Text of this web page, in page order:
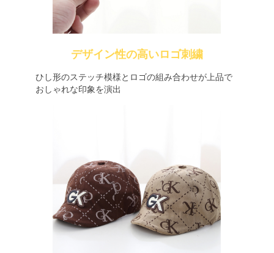
デザイン性の高いロゴ刺繍
ひし形のステッチ模様とロゴの組み合わせが上品で
おしゃれな印象を演出